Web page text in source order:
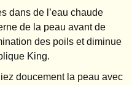
dans de l’eau chaude
de la peau avant de
des poils et diminue
King.
doucement la peau avec